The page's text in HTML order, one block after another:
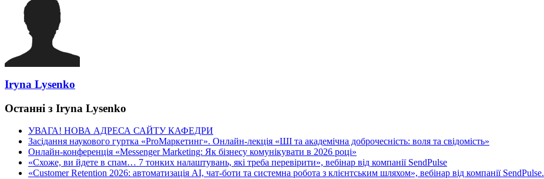
Iryna Lysenko
Останні з Iryna Lysenko
УВАГА! НОВА АДРЕСА САЙТУ КАФЕДРИ
Засідання наукового гуртка «ProМаркетинг». Онлайн-лекція «ШІ та академічна доброчесність: воля та свідомість»
Онлайн-конференція «Messenger Marketing: Як бізнесу комунікувати в 2026 році»
«Схоже, ви йдете в спам… 7 тонких налаштувань, які треба перевірити», вебінар від компанії SendPulse
«Customer Retention 2026: автоматизація AI, чат-боти та системна робота з клієнтським шляхом», вебінар від компанії SendPulse.